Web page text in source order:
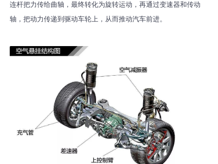
连杆把力传给曲轴，最终转化为旋转运动，再通过变速器和传动
轴，把动力传递到驱动车轮上，从而推动汽车前进。